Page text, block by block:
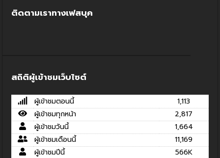
ติดตามเราทางเฟสบุค
สถิติผู้เข้าชมเว็บไซต์
ผู้เข้าชมตอนนี้
1,113
ผู้เข้าชมทุกหน้า
2,817
ผู้เข้าชมวันนี้
1,664
ผู้เข้าชมเดือนนี้
11,169
ผู้เข้าชมปีนี้
566K